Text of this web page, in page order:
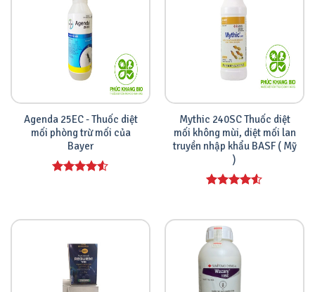
Agenda 25EC - Thuốc diệt
mối phòng trừ mối của
Bayer
Mythic 240SC Thuốc diệt
mối không mùi, diệt mối lan
truyền nhập khẩu BASF ( Mỹ
)
5 sao